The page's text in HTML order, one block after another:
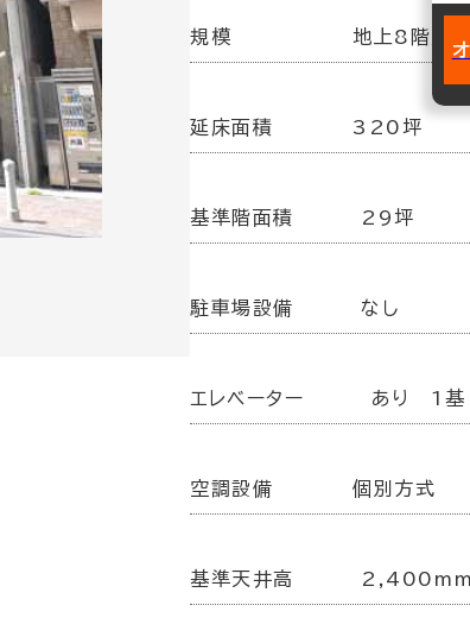
規模 地上8階／
延床面積 320坪
基準階面積 29坪
駐車場設備 なし
エレベーター あり 1基
空調設備 個別方式
基準天井高